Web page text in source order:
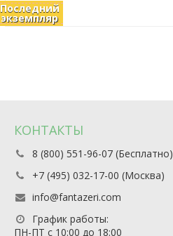
Последний
экземпляр
В наличии
КОНТАКТЫ
8 (800) 551-96-07 (Бесплатно)
+7 (495) 032-17-00 (Москва)
info@fantazeri.com
График работы:
ПН-ПТ с 10:00 до 18:00